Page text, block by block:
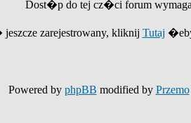
Dost�p do tej cz�ci forum
zarejestrowany, kliknij Tutaj
Powered by phpBB modified by Przemo